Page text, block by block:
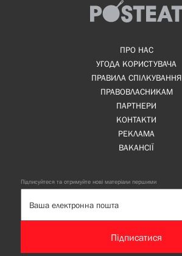
ПРО НАС
УГОДА КОРИСТУВАЧА
ПРАВИЛА СПІЛКУВАННЯ
ПРАВОВЛАСНИКАМ
ПАРТНЕРИ
КОНТАКТИ
РЕКЛАМА
ВАКАНСІЇ
Підписуйтеся та отримуйте нові матеріали першими
Підписатися